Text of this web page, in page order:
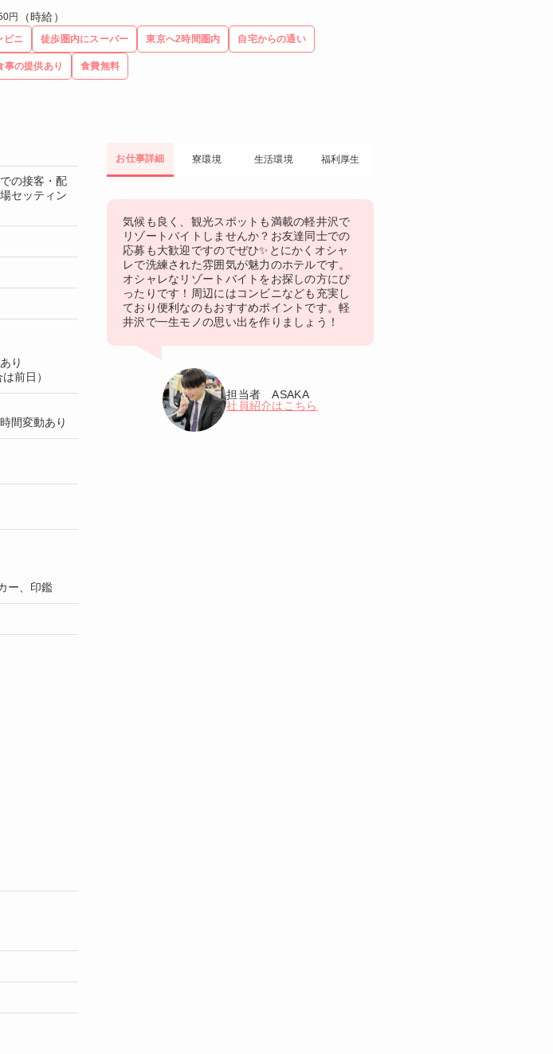
円 （時給）
ビニ 徒歩圏内にスーパー 東京へ2時間圏内 自宅からの通い
事の提供あり 食費無料
お仕事詳細 寮環境 生活環境 福利厚生
気候も良く、観光スポットも満載の軽井沢で
リゾートバイトしませんか？お友達同士での
応募も大歓迎ですのでぜひ✨とにかくオシャ
レで洗練された雰囲気が魅力のホテルです。
オシャレなリゾートバイトをお探しの方にぴ
ったりです！周辺にはコンビニなども充実し
ており便利なのもおすすめポイントです。軽
井沢で一生モノの思い出を作りましょう！
担当者 ASAKA
社員紹介はこちら
の接客・配
セッティン
り
前日）
間変動あり
ー、印鑑